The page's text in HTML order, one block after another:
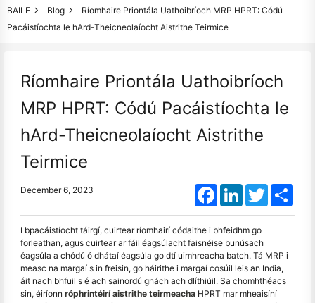
BAILE Blog
Ríomhaire Priontála Uathoibríoch MRP HPRT: Códú
Pacáistíochta le hArd-Theicneolaíocht Aistrithe Teirmice
Ríomhaire Priontála Uathoibríoch
MRP HPRT: Códú Pacáistíochta le
hArd-Theicneolaíocht Aistrithe
Teirmice
December 6, 2023 FacebookLinkedInTwitter
I bpacáistíocht táirgí, cuirtear ríomhairí códaithe i bhfeidhm go
forleathan, agus cuirtear ar fáil éagsúlacht faisnéise bunúsach
éagsúla a chódú ó dhátaí éagsúla go dtí uimhreacha batch. Tá MRP i
measc na margaí s in freisin, go háirithe i margaí cosúil leis an India,
áit nach bhfuil s é ach sainordú gnách ach dlíthiúil. Sa chomhthéacs
sin, éiríonn róphrintéirí aistrithe teirmeacha HPRT mar mheaisíní